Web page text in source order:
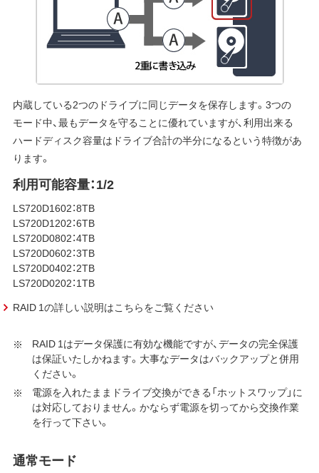
内蔵している2つのドライブに同じデータを保存します。3つの
モード中、最もデータを守ることに優れていますが、利用出来る
ハードディスク容量はドライブ合計の半分になるという特徴があ
ります。
利用可能容量：1/2
LS720D1602：8TB
LS720D1202：6TB
LS720D0802：4TB
LS720D0602：3TB
LS720D0402：2TB
LS720D0202：1TB
RAID 1の詳しい説明はこちらをご覧ください
RAID 1はデータ保護に有効な機能ですが、データの完全保護
は保証いたしかねます。大事なデータはバックアップと併用
ください。
電源を入れたままドライブ交換ができる「ホットスワップ」に
は対応しておりません。かならず電源を切ってから交換作業
を行って下さい。
通常モード